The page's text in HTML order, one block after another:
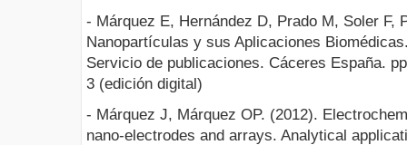
- Márquez E, Hernández D, Prado M, Soler F,
Nanopartículas y sus Aplicaciones
Servicio de publicaciones. Cáceres España.
3 (edición digital)
- Márquez J, Márquez OP. (2012).
nano-electrodes and arrays. Analytical